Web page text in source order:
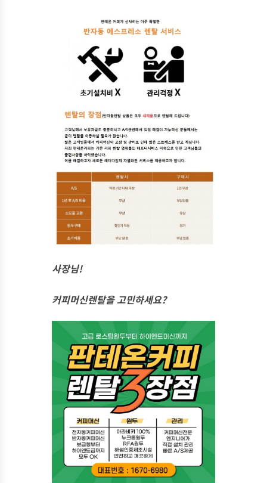
사장님!
커피머신렌탈을 고민하세요?